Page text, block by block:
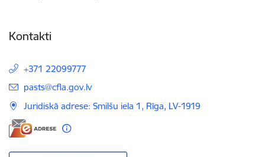
Kontakti
+371 22099777
E-pasts:
pasts@cfla.gov.lv
Juridiskā adrese: Smilšu iela 1, Rīga, LV-1919